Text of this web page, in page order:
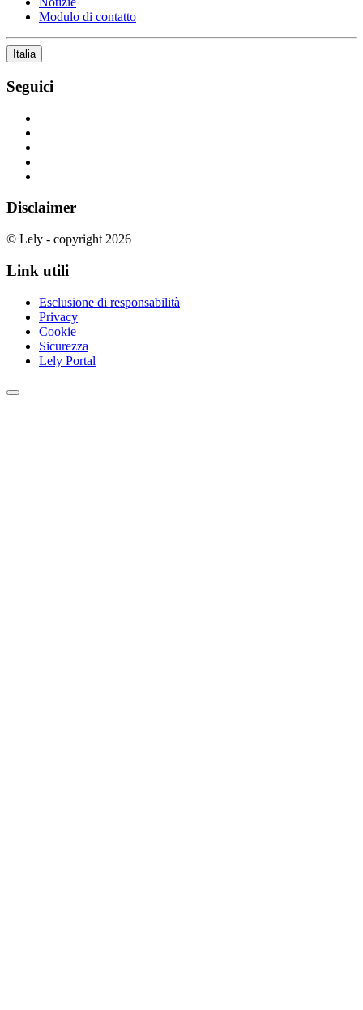
Modulo di contatto
Italia
Seguici
Disclaimer
© Lely - copyright 2026
Link utili
Esclusione di responsabilità
Privacy
Cookie
Sicurezza
Lely Portal